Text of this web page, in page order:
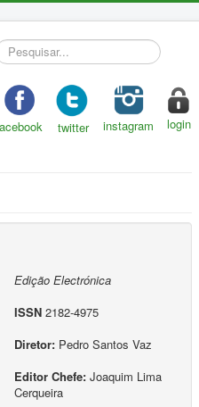
twitter instagram login
Edição Electrónica
ISSN 2182-4975
Diretor: Pedro Santos Vaz
Editor Chefe: Joaquim Lima
Cerqueira